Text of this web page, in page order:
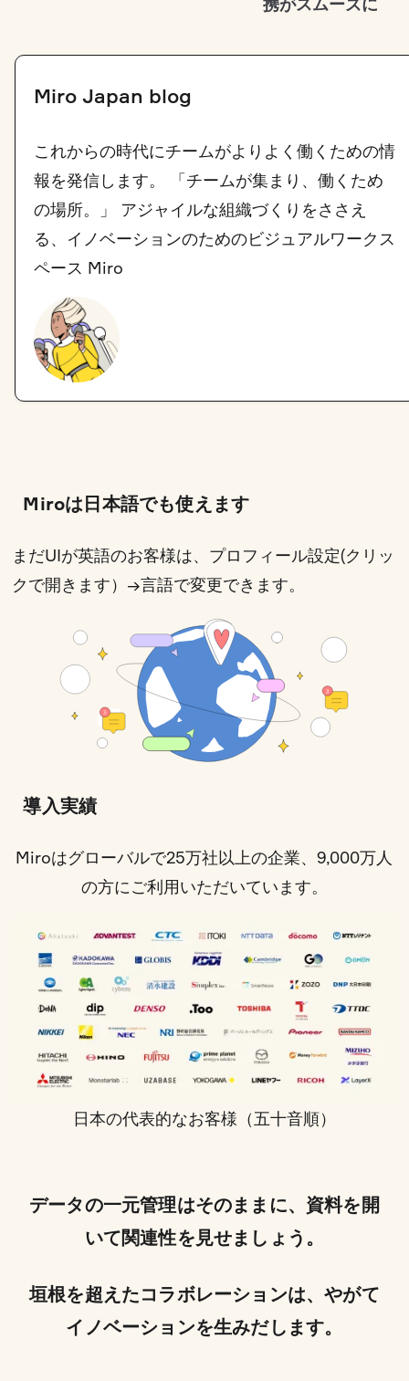
Miro Japan blog
これからの時代にチームがよりよく働くための情
報を発信します。 「チームが集まり、働くため
の場所。」 アジャイルな組織づくりをささえ
る、イノベーションのためのビジュアルワークス
ペース Miro
Miroは日本語でも使えます
まだUIが英語のお客様は、 プロフィール設定(クリッ
クで開きます） →言語で変更できます。
導入実績
Miroはグローバルで25万社以上の企業、9,000万人
の方にご利用いただいています。
日本の代表的なお客様（五十音順）
データの一元管理はそのままに、資料を開
いて関連性を見せましょう。
垣根を超えたコラボレーションは、やがて
イノベーションを生みだします。